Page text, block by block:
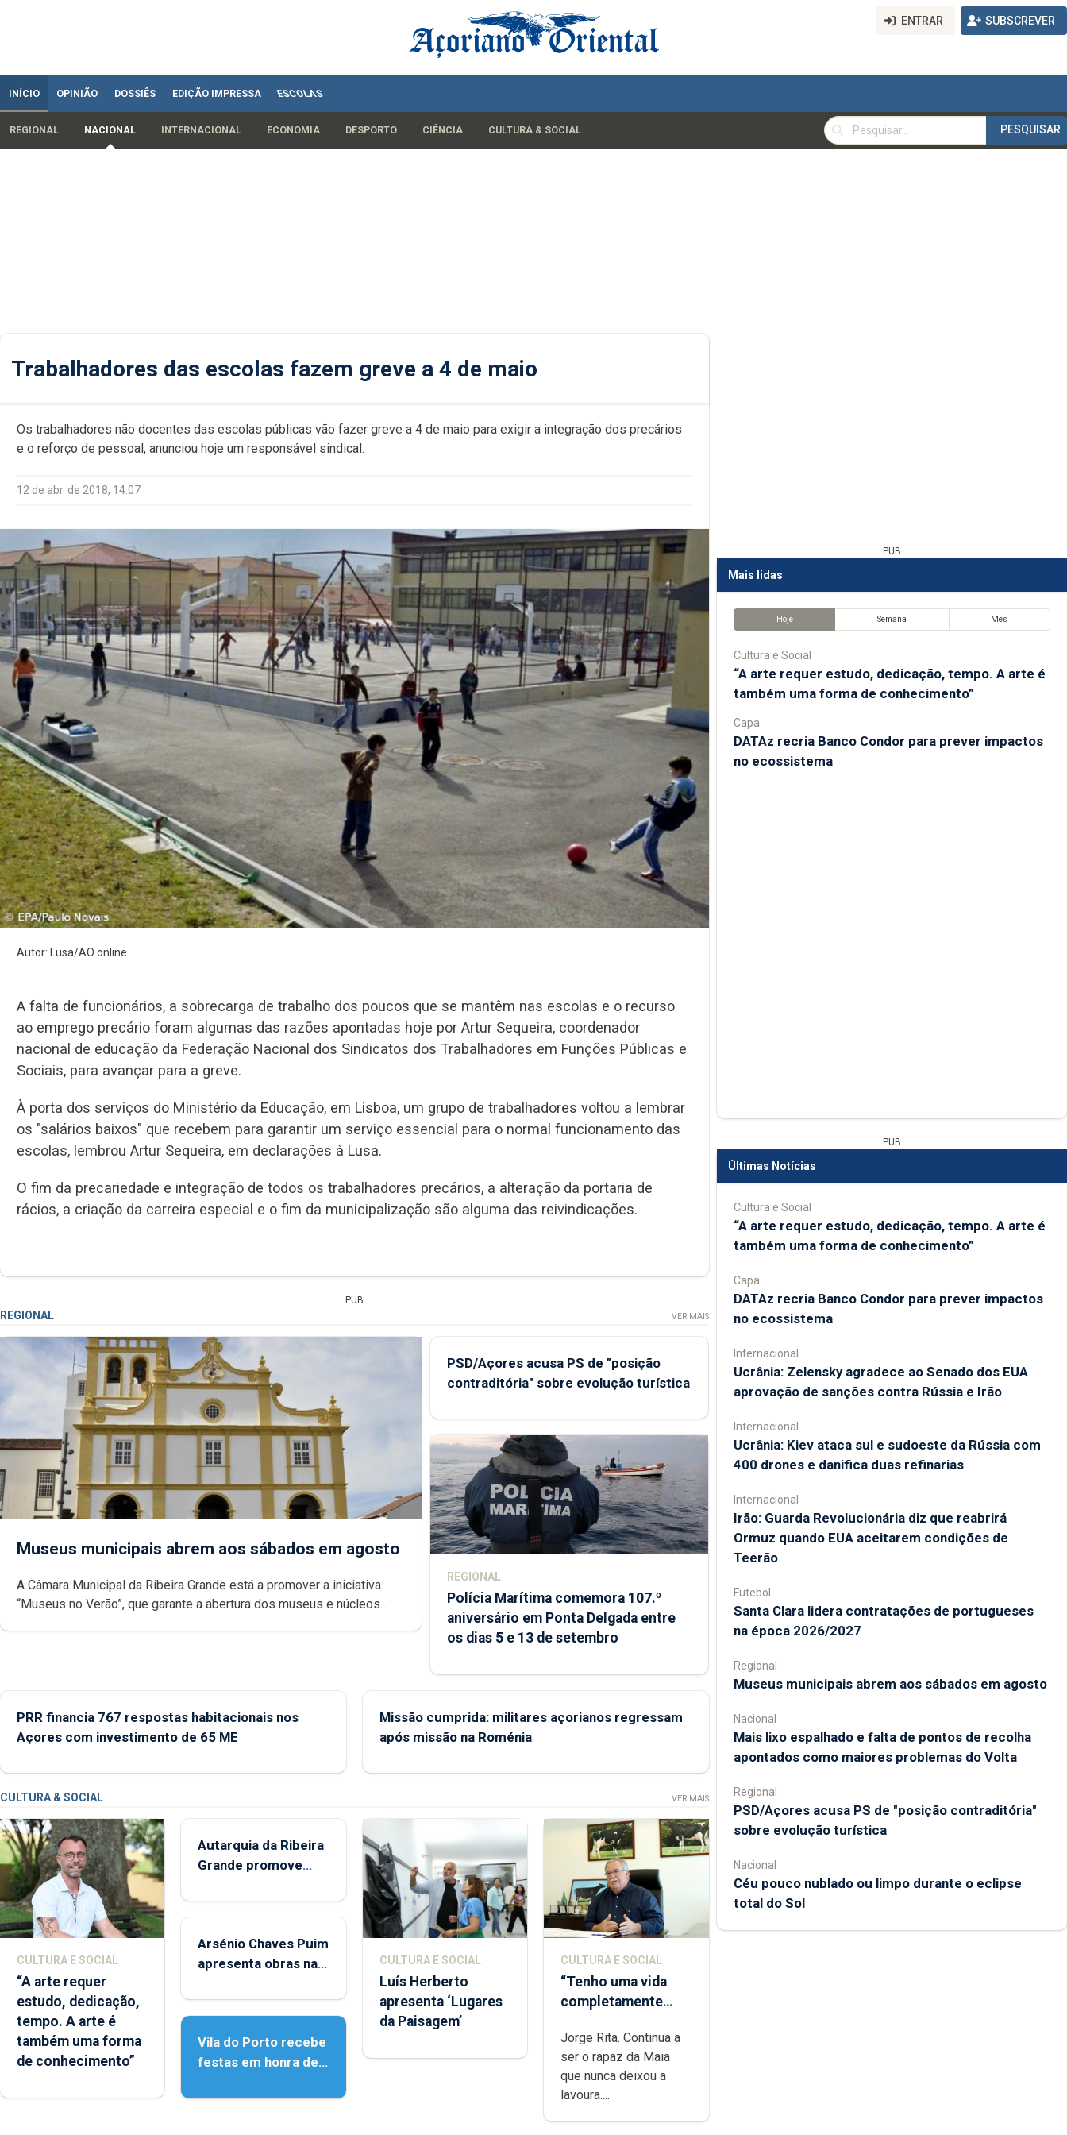
ENTRAR SUBSCREVER
INÍCIO OPINIÃO DOSSIÊS EDIÇÃO IMPRESSA ESCOLAS
REGIONAL NACIONAL INTERNACIONAL ECONOMIA DESPORTO CIÊNCIA CULTURA & SOCIAL
PESQUISAR
PESQUISAR
Trabalhadores das escolas fazem greve a 4 de maio
Os trabalhadores não docentes das escolas públicas vão fazer greve a 4 de maio para exigir a integração dos precários
e o reforço de pessoal, anunciou hoje um responsável sindical.
12 de abr. de 2018, 14:07
Autor: Lusa/AO online
A falta de funcionários, a sobrecarga de trabalho dos poucos que se mantêm nas escolas e o recurso
ao emprego precário foram algumas das razões apontadas hoje por Artur Sequeira, coordenador
nacional de educação da Federação Nacional dos Sindicatos dos Trabalhadores em Funções Públicas e
Sociais, para avançar para a greve.
À porta dos serviços do Ministério da Educação, em Lisboa, um grupo de trabalhadores voltou a lembrar
os "salários baixos" que recebem para garantir um serviço essencial para o normal funcionamento das
escolas, lembrou Artur Sequeira, em declarações à Lusa.
O fim da precariedade e integração de todos os trabalhadores precários, a alteração da portaria de
rácios, a criação da carreira especial e o fim da municipalização são alguma das reivindicações.
PUB
REGIONAL VER MAIS
Museus municipais abrem aos sábados em agosto
A Câmara Municipal da Ribeira Grande está a promover a iniciativa
“Museus no Verão”, que garante a abertura dos museus e núcleos
PSD/Açores acusa PS de "posição
contraditória" sobre evolução turística
REGIONAL
Polícia Marítima comemora 107.º
aniversário em Ponta Delgada entre
os dias 5 e 13 de setembro
PRR financia 767 respostas habitacionais nos
Açores com investimento de 65 ME
Missão cumprida: militares açorianos regressam
após missão na Roménia
CULTURA & SOCIAL VER MAIS
CULTURA E SOCIAL
“A arte requer
estudo, dedicação,
tempo. A arte é
também uma forma
de conhecimento”
Autarquia da Ribeira
Grande promove
Verão"
Arsénio Chaves Puim
apresenta obras na
Porto
Vila do Porto recebe
festas em honra de
Assunção
CULTURA E SOCIAL
Luís Herberto
apresenta ‘Lugares
da Paisagem’
CULTURA E SOCIAL
“Tenho uma vida
completamente
dedicação, gosto e
muita paixão”
Jorge Rita. Continua a
ser o rapaz da Maia
que nunca deixou a
lavoura....
PUB
Mais lidas
Hoje Semana Mês
Cultura e Social
“A arte requer estudo, dedicação, tempo. A arte é
também uma forma de conhecimento”
Capa
DATAz recria Banco Condor para prever impactos
no ecossistema
PUB
Últimas Notícias
Cultura e Social
“A arte requer estudo, dedicação, tempo. A arte é
também uma forma de conhecimento”
Capa
DATAz recria Banco Condor para prever impactos
no ecossistema
Internacional
Ucrânia: Zelensky agradece ao Senado dos EUA
aprovação de sanções contra Rússia e Irão
Internacional
Ucrânia: Kiev ataca sul e sudoeste da Rússia com
400 drones e danifica duas refinarias
Internacional
Irão: Guarda Revolucionária diz que reabrirá
Ormuz quando EUA aceitarem condições de
Teerão
Futebol
Santa Clara lidera contratações de portugueses
na época 2026/2027
Regional
Museus municipais abrem aos sábados em agosto
Nacional
Mais lixo espalhado e falta de pontos de recolha
apontados como maiores problemas do Volta
Regional
PSD/Açores acusa PS de "posição contraditória"
sobre evolução turística
Nacional
Céu pouco nublado ou limpo durante o eclipse
total do Sol